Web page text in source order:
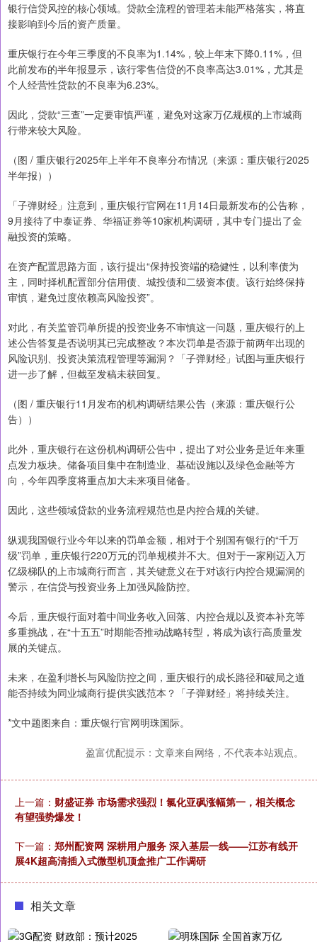
银行信贷风控的核心领域。贷款全流程的管理若未能严格落实，将直
接影响到今后的资产质量。
重庆银行在今年三季度的不良率为1.14%，较上年末下降0.11%，但
此前发布的半年报显示，该行零售信贷的不良率高达3.01%，尤其是
个人经营性贷款的不良率为6.23%。
因此，贷款“三查”一定要审慎严谨，避免对这家万亿规模的上市城商
行带来较大风险。
（图 / 重庆银行2025年上半年不良率分布情况（来源：重庆银行2025
半年报））
「子弹财经」注意到，重庆银行官网在11月14日最新发布的公告称，
9月接待了中泰证券、华福证券等10家机构调研，其中专门提出了金
融投资的策略。
在资产配置思路方面，该行提出“保持投资端的稳健性，以利率债为
主，同时择机配置部分信用债、城投债和二级资本债。该行始终保持
审慎，避免过度依赖高风险投资”。
对此，有关监管罚单所提的投资业务不审慎这一问题，重庆银行的上
述公告答复是否说明其已完成整改？本次罚单是否源于前两年出现的
风险识别、投资决策流程管理等漏洞？「子弹财经」试图与重庆银行
进一步了解，但截至发稿未获回复。
（图 / 重庆银行11月发布的机构调研结果公告（来源：重庆银行公
告））
此外，重庆银行在这份机构调研公告中，提出了对公业务是近年来重
点发力板块。储备项目集中在制造业、基础设施以及绿色金融等方
向，今年四季度将重点加大未来项目储备。
因此，这些领域贷款的业务流程规范也是内控合规的关键。
纵观我国银行业今年以来的罚单金额，相对于个别国有银行的“千万
级”罚单，重庆银行220万元的罚单规模并不大。但对于一家刚迈入万
亿级梯队的上市城商行而言，其关键意义在于对该行内控合规漏洞的
警示，在信贷与投资业务上加强风险防控。
今后，重庆银行面对着中间业务收入回落、内控合规以及资本补充等
多重挑战，在“十五五”时期能否推动战略转型，将成为该行高质量发
展的关键点。
未来，在盈利增长与风险防控之间，重庆银行的成长路径和破局之道
能否持续为同业城商行提供实践范本？「子弹财经」将持续关注。
*文中题图来自：重庆银行官网明珠国际。
盈富优配提示：文章来自网络，不代表本站观点。
上一篇： 财盛证券 市场需求强烈！氯化亚砜涨幅第一，相关概念
有望强势爆发！
下一篇： 郑州配资网 深耕用户服务 深入基层一线——江苏有线开
展4K超高清插入式微型机顶盒推广工作调研
相关文章